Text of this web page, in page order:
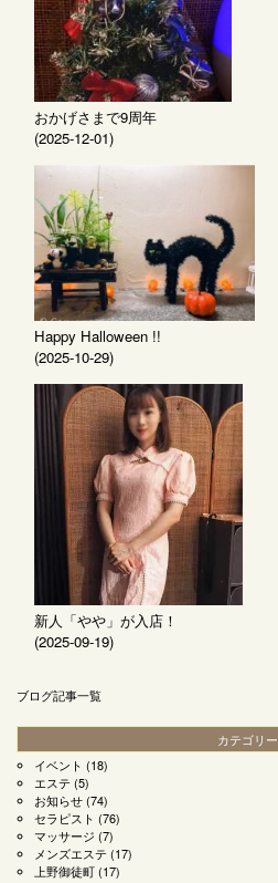
おかげさまで9周年
(2025-12-01)
Happy Halloween !!
(2025-10-29)
新人「やや」が入店！
(2025-09-19)
ブログ記事一覧
カテゴリー
イベント (18)
エステ (5)
お知らせ(74)
セラピスト (76)
マッサージ (7)
メンズエステ (17)
上野御徒町(17)